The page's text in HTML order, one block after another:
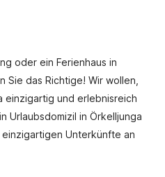
oder ein Ferienhaus in
Sie das Richtige! Wir wollen,
einzigartig und erlebnisreich
Urlaubsdomizil in Örkelljunga
Unterkünfte an